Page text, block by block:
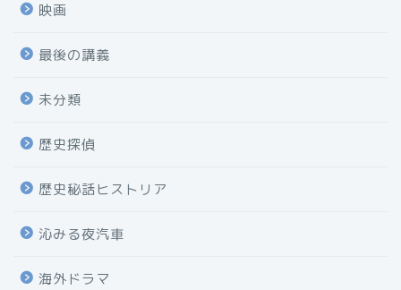
映画
最後の講義
未分類
歴史探偵
歴史秘話ヒストリア
沁みる夜汽車
海外ドラマ